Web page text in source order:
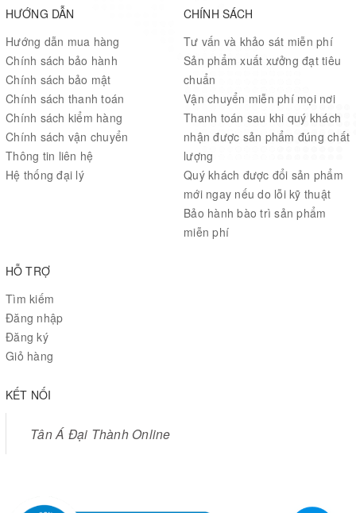
HƯỚNG DẪN
Hướng dẫn mua hàng
Chính sách bảo hành
Chính sách bảo mật
Chính sách thanh toán
Chính sách kiểm hàng
Chính sách vận chuyển
Thông tin liên hệ
Hệ thống đại lý
CHÍNH SÁCH
Tư vấn và khảo sát miễn phí
Sản phẩm xuất xưởng đạt tiêu
chuẩn
Vận chuyển miễn phí mọi nơi
Thanh toán sau khi quý khách
nhận được sản phẩm đúng chất
lượng
Quý khách được đổi sản phẩm
mới ngay nếu do lỗi kỹ thuật
Bảo hành bào trì sản phẩm
miễn phí
HỖ TRỢ
Tìm kiếm
Đăng nhập
Đăng ký
Giỏ hàng
KẾT NỐI
Tân Á Đại Thành Online